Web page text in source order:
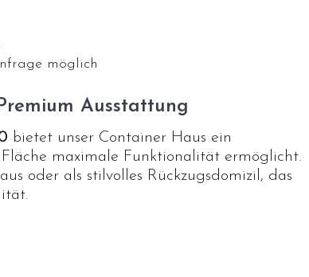
möglich
Ausstattung
bietet unser Container Haus ein
maximale Funktionalität ermöglicht.
oder als stilvolles Rückzugsdomizil, das